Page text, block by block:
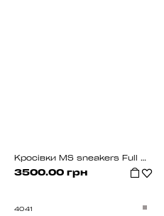
Кросiвки MS sneakers Full White Хутро
3500.00 грн
4041